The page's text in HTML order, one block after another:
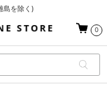
島を除く)
送料無料
0